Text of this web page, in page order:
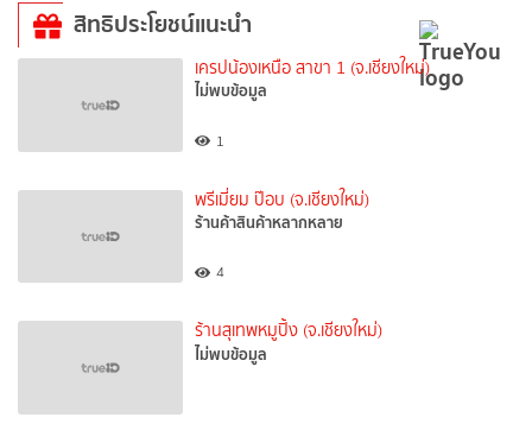
สิทธิประโยชน์แนะนำ
เครปน้องเหนือ สาขา 1 (จ.เชียงใหม่)
ไม่พบข้อมูล
1
พรีเมี่ยม ป๊อบ (จ.เชียงใหม่)
ร้านค้าสินค้าหลากหลาย
4
ร้านสุเทพหมูปิ้ง (จ.เชียงใหม่)
ไม่พบข้อมูล